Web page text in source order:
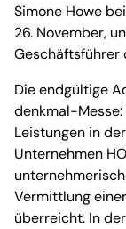
Simone Howe
26. November,
Geschäftsführer
Die endgültige
denkmal-
Leistungen in
Unternehmen
Vermittlung
überreicht. In